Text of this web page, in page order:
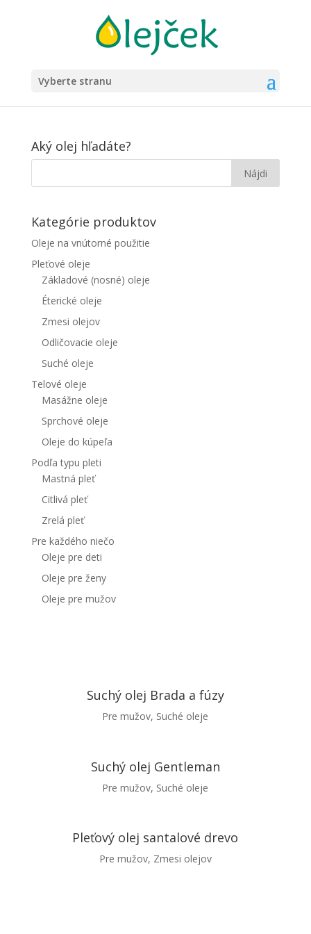
Vyberte stranu
Aký olej hľadáte?
Kategórie produktov
Oleje na vnútorné použitie
Pleťové oleje
Základové (nosné) oleje
Éterické oleje
Zmesi olejov
Odličovacie oleje
Suché oleje
Telové oleje
Masážne oleje
Sprchové oleje
Oleje do kúpeľa
Podľa typu pleti
Mastná pleť
Citlivá pleť
Zrelá pleť
Pre každého niečo
Oleje pre deti
Oleje pre ženy
Oleje pre mužov
Suchý olej Brada a fúzy
Pre mužov, Suché oleje
Suchý olej Gentleman
Pre mužov, Suché oleje
Pleťový olej santalové drevo
Pre mužov, Zmesi olejov